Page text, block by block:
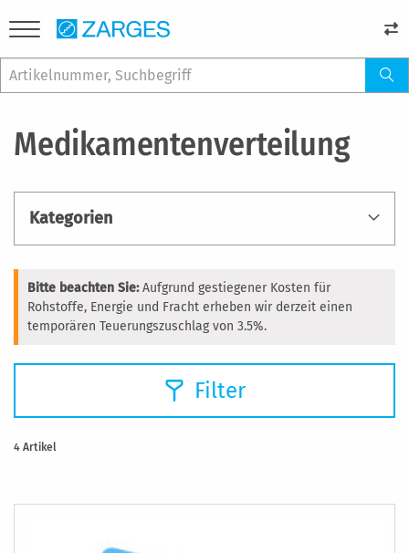
Medikamentenverteilung
Bitte beachten Sie:Aufgrund gestiegener Kosten für
Rohstoffe, Energie und Fracht erheben wir derzeit einen
temporären Teuerungszuschlag von 3.5%.
Filter
4 Artikel
Kategorien